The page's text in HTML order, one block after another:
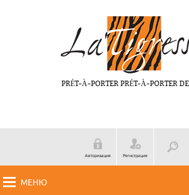
PRÉT-À-PORTER PRÉT-À-PORTER
Авторизация Регистрация
МЕНЮ